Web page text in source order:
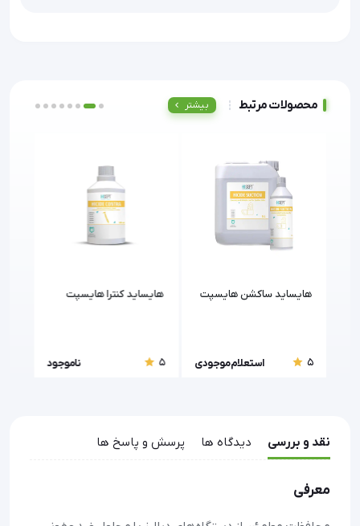
محصولات مرتبط بیشتر
هایساید ساکشن هایسپت
5 استعلام موجودی
هایساید کنترا هایسپت
5 ناموجود
نقد و بررسی دیدگاه ها پرسش و پاسخ ها
معرفی